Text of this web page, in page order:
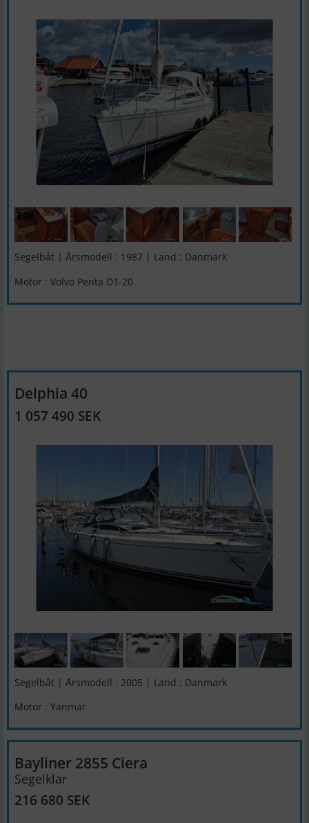
Segelbåt | Årsmodell : 1987 | Land : Danmark
Motor : Volvo Penta D1-20
Delphia 40
1 057 490 SEK
Segelbåt | Årsmodell : 2005 | Land : Danmark
Motor : Yanmar
Bayliner 2855 Ciera
Segelklar
216 680 SEK